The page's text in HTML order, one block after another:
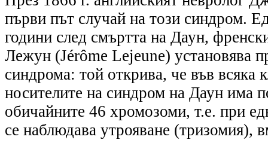
първи път случай на този синдром.
години след смъртта на Даун,
Лежун (Jérôme Lejeune) установява
синдрома: той открива, че във всяка
носителите на синдром на Даун има
обичайните 46 хромозоми, т.е. при
се наблюдава утрояване (тризомия),